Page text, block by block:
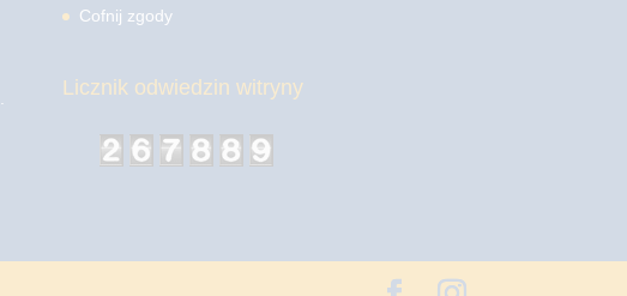
Cofnij zgody
Licznik odwiedzin witryny